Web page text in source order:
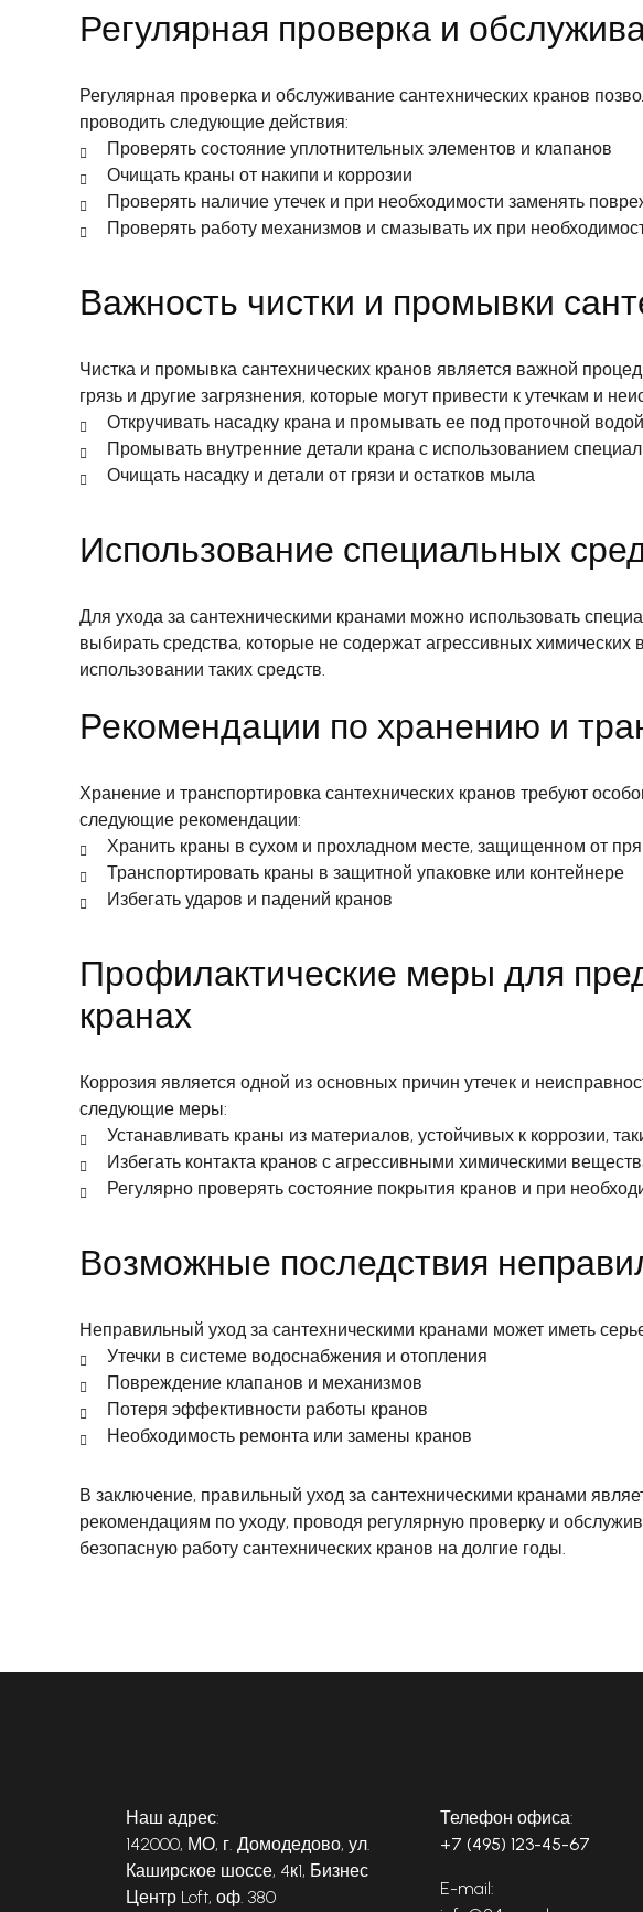
Регулярная проверка и
Регулярная проверка и обслуживание сантехнических кранов
проводить следующие действия:
Проверять состояние уплотнительных элементов и клапанов
Очищать краны от накипи и коррозии
Проверять наличие утечек и при необходимости заменять
Проверять работу механизмов и смазывать их при
Важность чистки и промывки
Чистка и промывка сантехнических кранов является важной
грязь и другие загрязнения, которые могут привести к утечкам и
Откручивать насадку крана и промывать ее под проточной водой
Промывать внутренние детали крана с использованием
Очищать насадку и детали от грязи и остатков мыла
Использование специальных
Для ухода за сантехническими кранами можно использовать
выбирать средства, которые не содержат агрессивных
использовании таких средств.
Рекомендации по хранению и
Хранение и транспортировка сантехнических кранов требуют
следующие рекомендации:
Хранить краны в сухом и прохладном месте, защищенном от
Транспортировать краны в защитной упаковке или контейнере
Избегать ударов и падений кранов
Профилактические меры для
кранах
Коррозия является одной из основных причин утечек и
следующие меры:
Устанавливать краны из материалов, устойчивых к коррозии,
Избегать контакта кранов с агрессивными химическими
Регулярно проверять состояние покрытия кранов и при
Возможные последствия
Неправильный уход за сантехническими кранами может иметь
Утечки в системе водоснабжения и отопления
Повреждение клапанов и механизмов
Потеря эффективности работы кранов
Необходимость ремонта или замены кранов
В заключение, правильный уход за сантехническими кранами
рекомендациям по уходу, проводя регулярную проверку и
безопасную работу сантехнических кранов на долгие годы.
Наш адрес:
142000, МО, г. Домодедово, ул.
Каширское шоссе, 4к1, Бизнес
Центр Loft, оф. 380
Телефон офиса:
+7 (495) 123-45-67
E-mail: